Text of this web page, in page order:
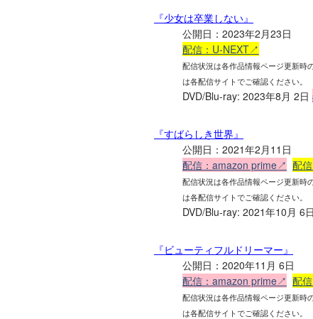
『少女は卒業しない』
公開日：2023年2月23日
配信：U-NEXT↗
配信状況は各作品情報ページ更新時
は各配信サイトでご確認ください。
DVD/Blu-ray: 2023年8月 2日
『すばらしき世界』
公開日：2021年2月11日
配信：amazon prime↗ 配
配信状況は各作品情報ページ更新時
は各配信サイトでご確認ください。
DVD/Blu-ray: 2021年10月 6日
『ビューティフルドリーマー』
公開日：2020年11月 6日
配信：amazon prime↗ 配
配信状況は各作品情報ページ更新時
は各配信サイトでご確認ください。